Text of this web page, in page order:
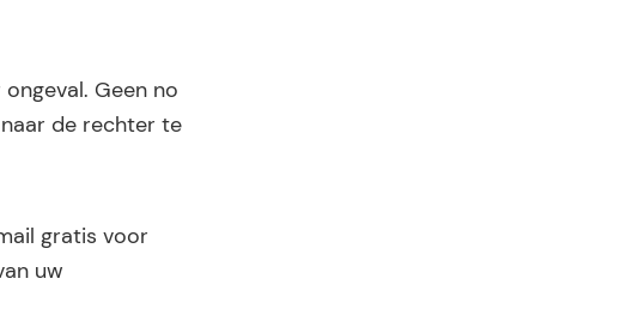
Geen no
de rechter te
gratis voor
uw